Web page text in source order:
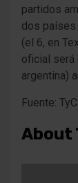
partidos
dos países
(el 6, en
oficial será
argentina)
Fuente:
About